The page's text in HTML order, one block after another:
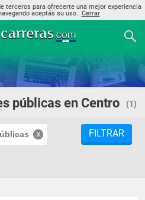
terceros para ofrecerte una mejor experiencia
aceptás su uso.. Cerrar
públicas en Centro (1)
FILTRAR